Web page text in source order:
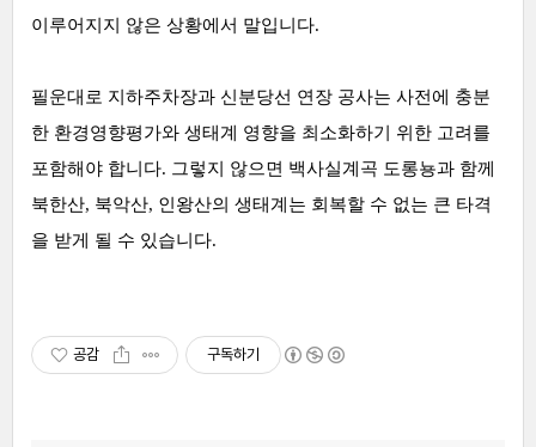
이루어지지 않은 상황에서 말입니다.
필운대로 지하주차장과 신분당선 연장 공사는 사전에 충분
한 환경영향평가와 생태계 영향을 최소화하기 위한 고려를
포함해야 합니다. 그렇지 않으면 백사실계곡 도롱뇽과 함께
북한산, 북악산, 인왕산의 생태계는 회복할 수 없는 큰 타격
을 받게 될 수 있습니다.
공감 구독하기